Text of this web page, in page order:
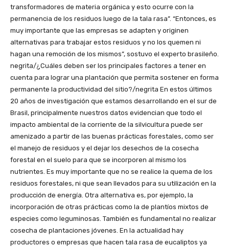
transformadores de materia orgánica y esto ocurre con la
permanencia de los residuos luego de la tala rasa”. “Entonces, es
muy importante que las empresas se adapten y originen
alternativas para trabajar estos residuos y no los quemen ni
hagan una remoción de los mismos”, sostuvo el experto brasileño.
negrita/¿Cuáles deben ser los principales factores a tener en
cuenta para lograr una plantación que permita sostener en forma
permanente la productividad del sitio?/negrita En estos últimos
20 años de investigación que estamos desarrollando en el sur de
Brasil, principalmente nuestros datos evidencian que todo el
impacto ambiental de la corriente de la silvicultura puede ser
amenizado a partir de las buenas prácticas forestales, como ser
el manejo de residuos y el dejar los desechos de la cosecha
forestal en el suelo para que se incorporen al mismo los
nutrientes. Es muy importante que no se realice la quema de los
residuos forestales, ni que sean llevados para su utilización en la
producción de energía. Otra alternativa es, por ejemplo, la
incorporación de otras prácticas como la de plantíos mixtos de
especies como leguminosas. También es fundamental no realizar
cosecha de plantaciones jóvenes. En la actualidad hay
productores o empresas que hacen tala rasa de eucaliptos ya